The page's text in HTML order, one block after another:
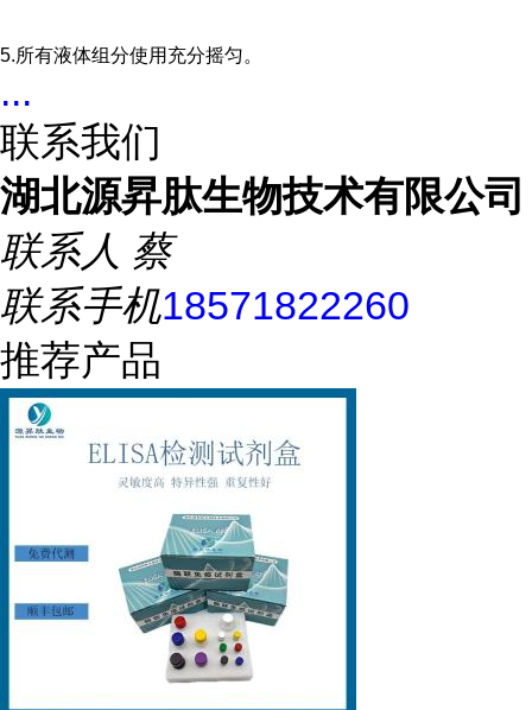
5.所有液体组分使用充分摇匀。
...
联系我们
湖北源昇肽生物技术有限公司
联系人 蔡
联系手机18571822260
推荐产品